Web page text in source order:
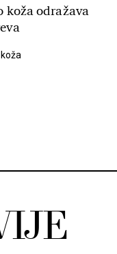
koža odražava